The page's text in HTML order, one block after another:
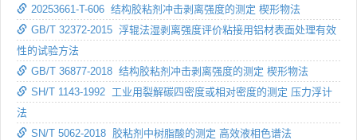
20253661-T-606 结构胶粘剂冲击剥离强度的测定 楔形物法
GB/T 32372-2015 浮辊法湿剥离强度评价粘接用铝材表面处理有效
性的试验方法
GB/T 36877-2018 结构胶粘剂冲击剥离强度的测定 楔形物法
SH/T 1143-1992 工业用裂解碳四密度或相对密度的测定 压力浮计
法
SN/T 5062-2018 胶粘剂中树脂酸的测定 高效液相色谱法